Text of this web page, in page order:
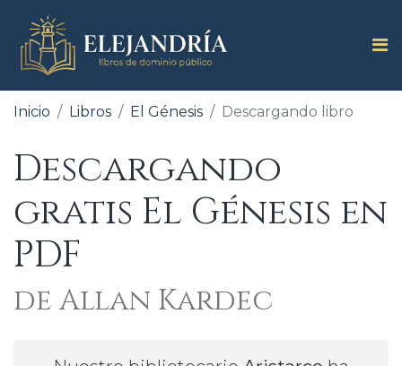
Inicio Libros El Génesis Descargando libro
Descargando
gratis El Génesis en
PDF
de Allan Kardec